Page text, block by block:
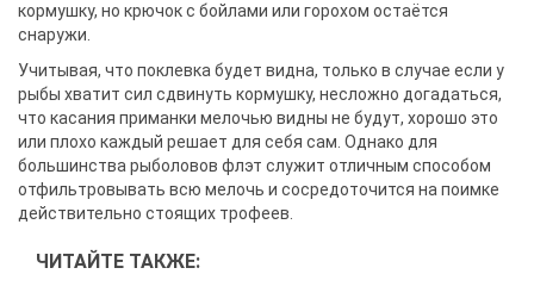
кормушку, но крючок с бойлами или горохом остаётся
снаружи.
Учитывая, что поклевка будет видна, только в случае если у
рыбы хватит сил сдвинуть кормушку, несложно догадаться,
что касания приманки мелочью видны не будут, хорошо это
или плохо каждый решает для себя сам. Однако для
большинства рыболовов флэт служит отличным способом
отфильтровывать всю мелочь и сосредоточится на поимке
действительно стоящих трофеев.
ЧИТАЙТЕ ТАКЖЕ: